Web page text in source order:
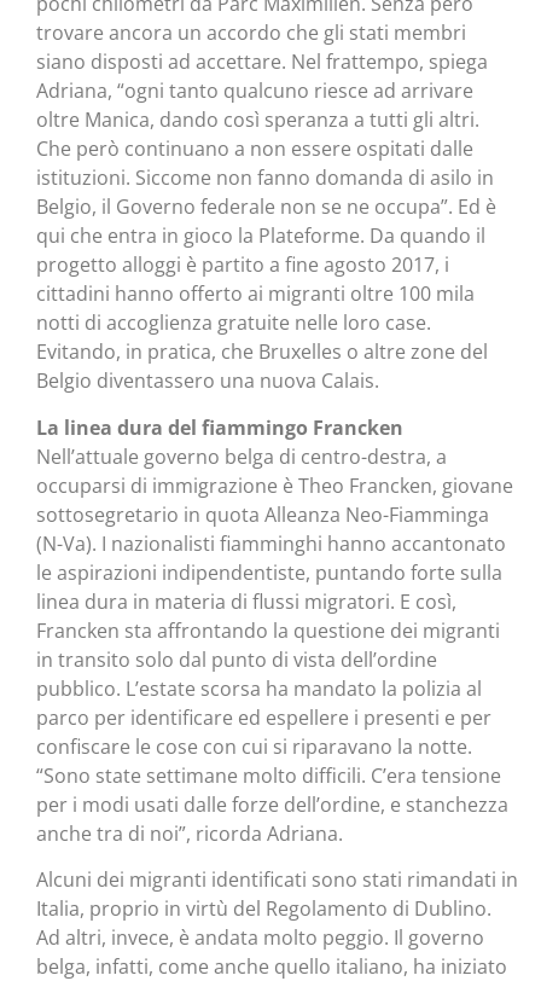
trovare ancora un accordo che gli stati membri
siano disposti ad accettare. Nel frattempo, spiega
Adriana, “ogni tanto qualcuno riesce ad arrivare
oltre Manica, dando così speranza a tutti gli altri.
Che però continuano a non essere ospitati dalle
istituzioni. Siccome non fanno domanda di asilo in
Belgio, il Governo federale non se ne occupa”. Ed è
qui che entra in gioco la Plateforme. Da quando il
progetto alloggi è partito a fine agosto 2017, i
cittadini hanno offerto ai migranti oltre 100 mila
notti di accoglienza gratuite nelle loro case.
Evitando, in pratica, che Bruxelles o altre zone del
Belgio diventassero una nuova Calais.
La linea dura del fiammingo Francken
Nell’attuale governo belga di centro-destra, a
occuparsi di immigrazione è Theo Francken, giovane
sottosegretario in quota Alleanza Neo-Fiamminga
(N-Va). I nazionalisti fiamminghi hanno accantonato
le aspirazioni indipendentiste, puntando forte sulla
linea dura in materia di flussi migratori. E così,
Francken sta affrontando la questione dei migranti
in transito solo dal punto di vista dell’ordine
pubblico. L’estate scorsa ha mandato la polizia al
parco per identificare ed espellere i presenti e per
confiscare le cose con cui si riparavano la notte.
“Sono state settimane molto difficili. C’era tensione
per i modi usati dalle forze dell’ordine, e stanchezza
anche tra di noi”, ricorda Adriana.
Alcuni dei migranti identificati sono stati rimandati in
Italia, proprio in virtù del Regolamento di Dublino.
Ad altri, invece, è andata molto peggio. Il governo
belga, infatti, come anche quello italiano, ha iniziato